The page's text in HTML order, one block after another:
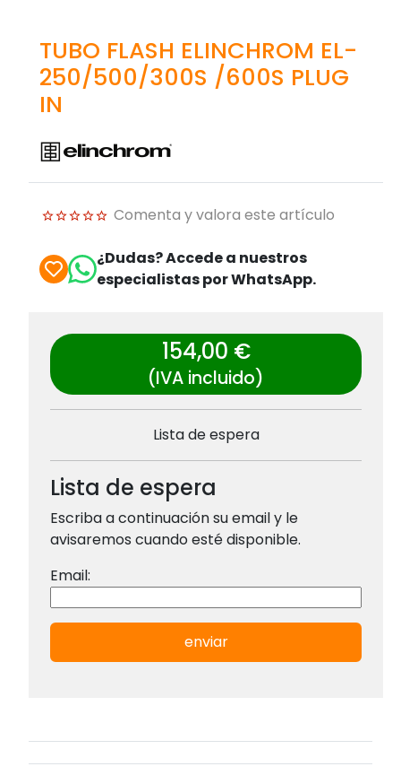
TUBO FLASH ELINCHROM EL-
250/500/300S /600S PLUG
IN
Comenta y valora este artículo
¿Dudas? Accede a nuestros
especialistas por WhatsApp.
154,00 €
(IVA incluido)
Lista de espera
Lista de espera
Escriba a continuación su email y le
avisaremos cuando esté disponible.
Email:
enviar